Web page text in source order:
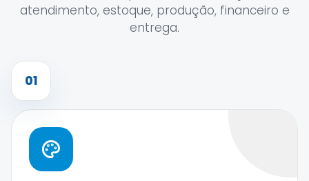
atendimento, estoque, produção, financeiro e
entrega.
01